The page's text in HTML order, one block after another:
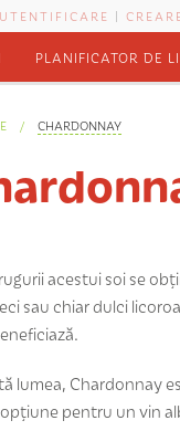
|
PLANIFICATOR DE
CHARDONNAY
acestui soi se
sau chiar dulci
lumea, Chardonnay
pentru un vin